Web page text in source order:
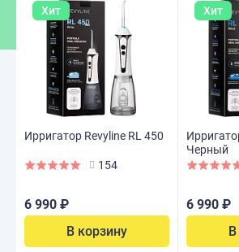
Хит
Ирригатор Revyline RL 450
154
6 990 ₽
В корзину
Хит
Черный
6 990 ₽
В